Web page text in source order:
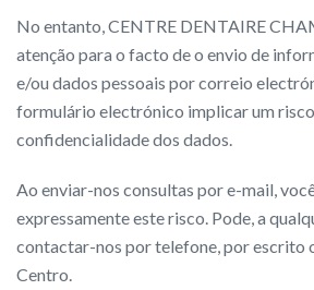
No entanto, CENTRE DENTAIRE
atenção para o facto de o envio de
e/ou dados pessoais por correio
formulário electrónico implicar um
confidencialidade dos dados.
Ao enviar-nos consultas por e-mail,
expressamente este risco. Pode, a
contactar-nos por telefone, por escrito
Centro.